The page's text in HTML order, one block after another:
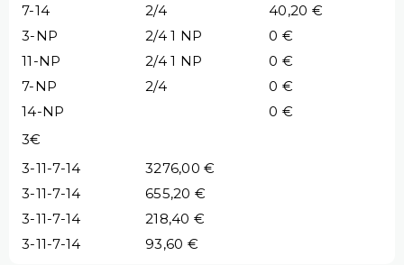
7-14
2/4
40,20 €
3-NP
2/4 1 NP
0 €
11-NP
2/4 1 NP
0 €
7-NP
2/4
0 €
14-NP
0 €
3€
3-11-7-14
3276,00 €
3-11-7-14
655,20 €
3-11-7-14
218,40 €
3-11-7-14
93,60 €